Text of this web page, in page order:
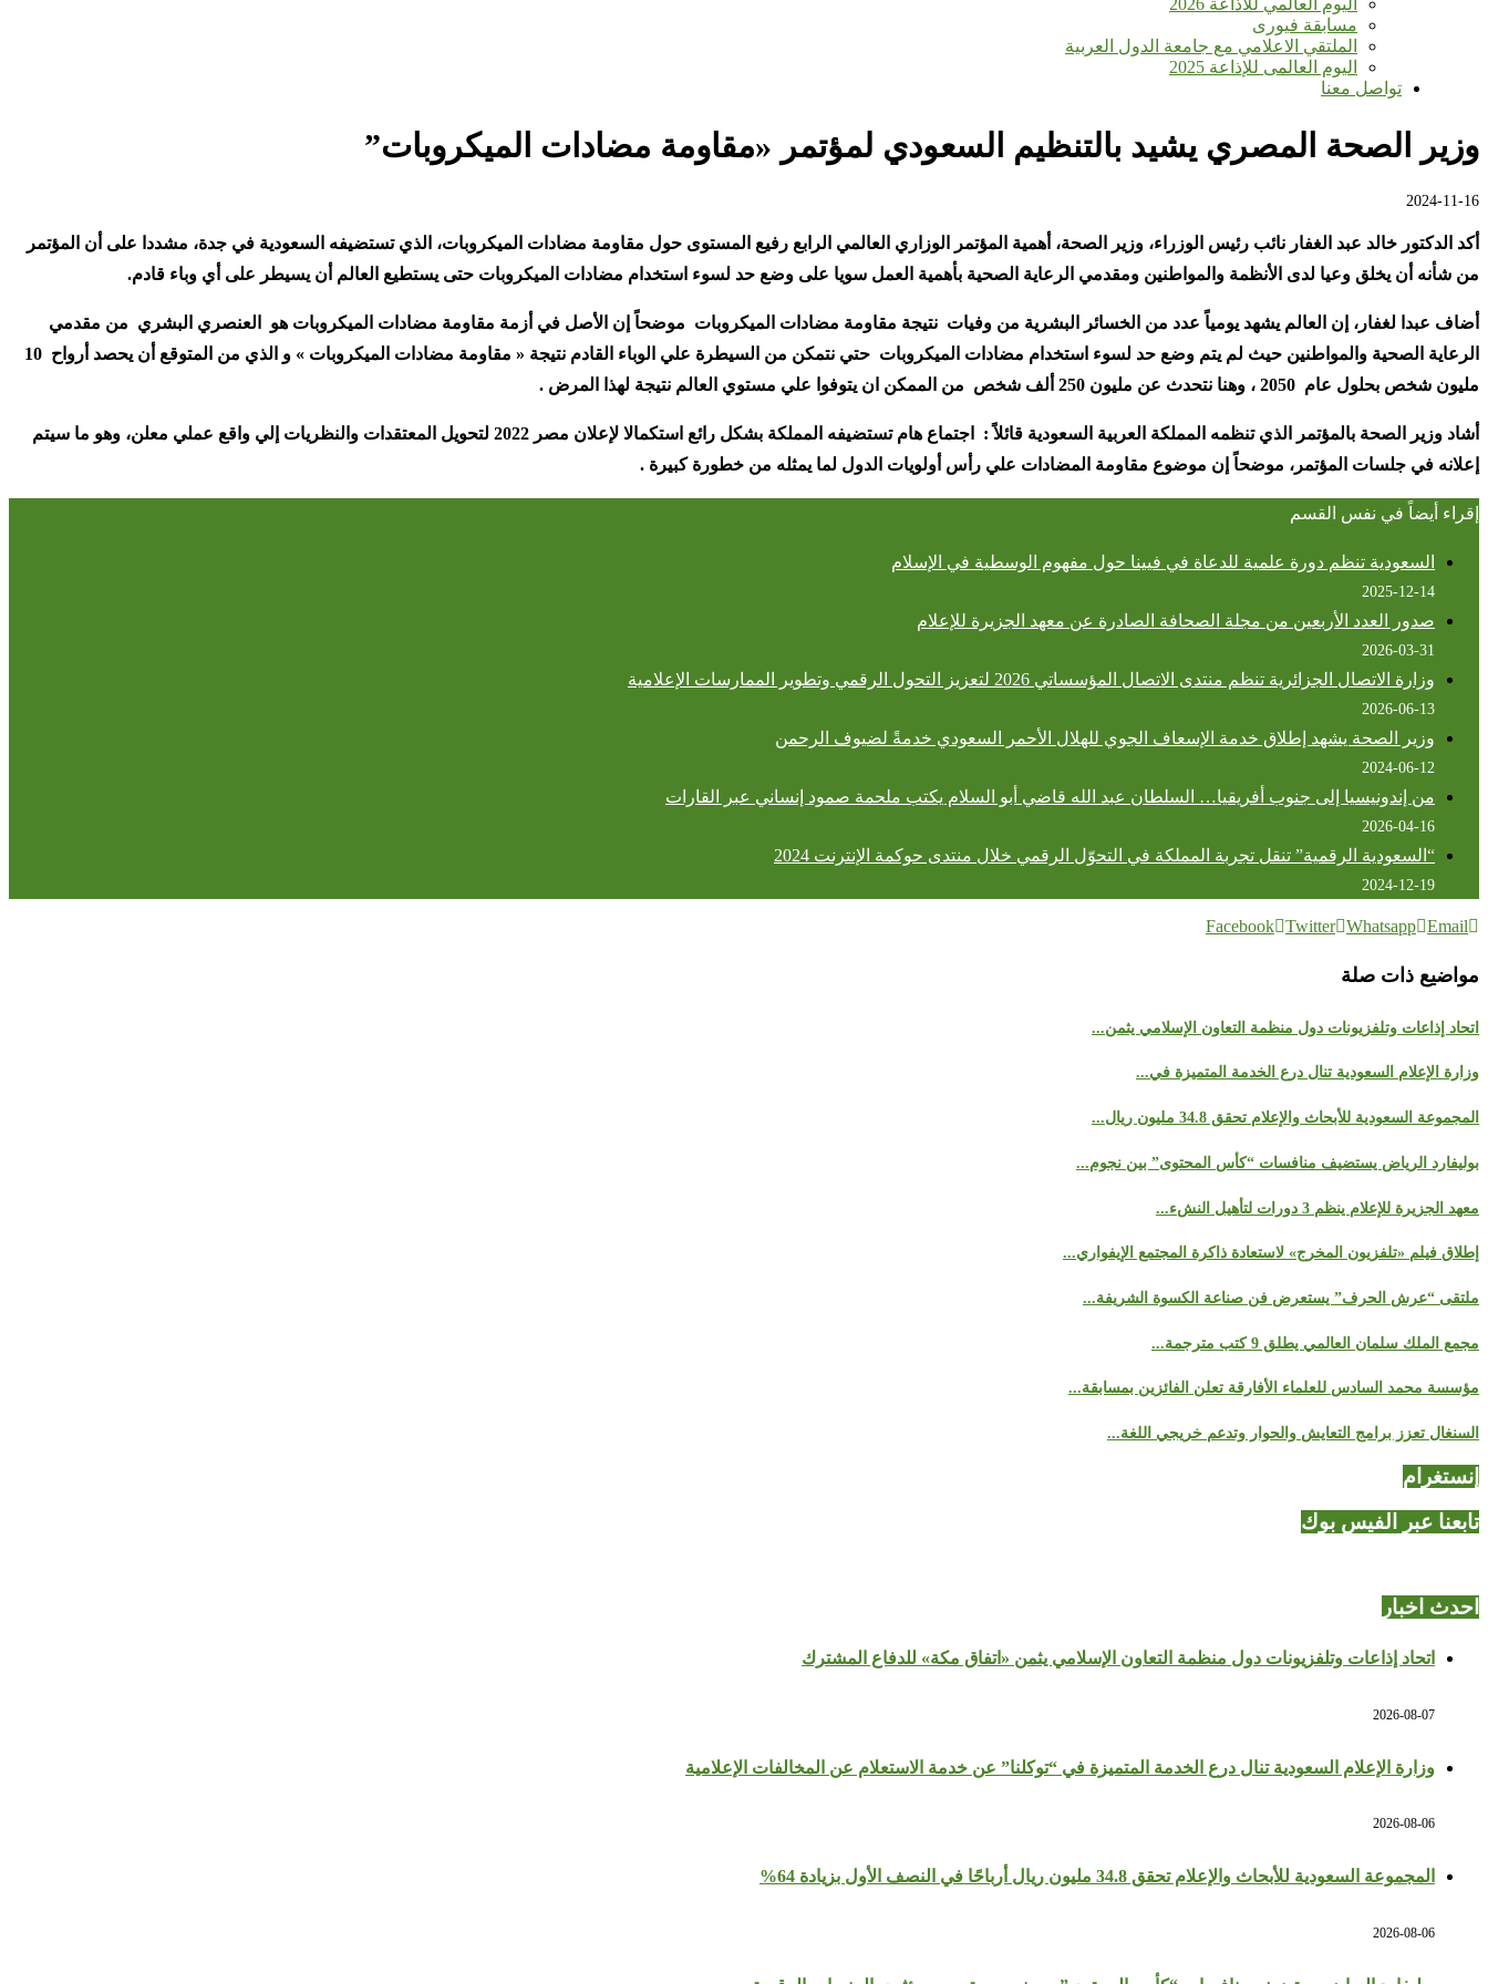
اليوم العالمي للأذاعة 2026
مسابقة فيورى
الملتقي الاعلامي مع جامعة الدول العربية
اليوم العالمى للإذاعة 2025
تواصل معنا
وزير الصحة المصري يشيد بالتنظيم السعودي لمؤتمر «مقاومة مضادات الميكروبات”
2024-11-16
أكد الدكتور خالد عبد الغفار نائب رئيس الوزراء، وزير الصحة، أهمية المؤتمر الوزاري العالمي الرابع رفيع المستوى حول مقاومة مضادات الميكروبات، الذي تستضيفه السعودية في جدة، مشددا على أن المؤتمر
من شأنه أن يخلق وعيا لدى الأنظمة والمواطنين ومقدمي الرعاية الصحية بأهمية العمل سويا على وضع حد لسوء استخدام مضادات الميكروبات حتى يستطيع العالم أن يسيطر على أي وباء قادم.
أضاف عبدا لغفار، إن العالم يشهد يومياً عدد من الخسائر البشرية من وفيات نتيجة مقاومة مضادات الميكروبات موضحاً إن الأصل في أزمة مقاومة مضادات الميكروبات هو العنصري البشري من مقدمي
الرعاية الصحية والمواطنين حيث لم يتم وضع حد لسوء استخدام مضادات الميكروبات حتي نتمكن من السيطرة علي الوباء القادم نتيجة « مقاومة مضادات الميكروبات » و الذي من المتوقع أن يحصد أرواح 10
مليون شخص بحلول عام 2050 ، وهنا نتحدث عن مليون 250 ألف شخص من الممكن ان يتوفوا علي مستوي العالم نتيجة لهذا المرض
.
أشاد وزير الصحة بالمؤتمر الذي تنظمه المملكة العربية السعودية قائلاً : اجتماع هام تستضيفه المملكة بشكل رائع استكمالا لإعلان مصر 2022 لتحويل المعتقدات والنظريات إلي واقع عملي معلن، وهو ما سيتم
إعلانه في جلسات المؤتمر، موضحاً إن موضوع مقاومة المضادات علي رأس أولويات الدول لما يمثله من خطورة كبيرة .
إقراء أيضاً في نفس القسم
السعودية تنظم دورة علمية للدعاة في فيينا حول مفهوم الوسطية في الإسلام
2025-12-14
صدور العدد الأربعين من مجلة الصحافة الصادرة عن معهد الجزيرة للإعلام
2026-03-31
وزارة الاتصال الجزائرية تنظم منتدى الاتصال المؤسساتي 2026 لتعزيز التحول الرقمي وتطوير الممارسات الإعلامية
2026-06-13
وزير الصحة يشهد إطلاق خدمة الإسعاف الجوي للهلال الأحمر السعودي خدمةً لضيوف الرحمن
2024-06-12
من إندونيسيا إلى جنوب أفريقيا… السلطان عبد الله قاضي أبو السلام يكتب ملحمة صمود إنساني عبر القارات
2026-04-16
“السعودية الرقمية” تنقل تجربة المملكة في التحوّل الرقمي خلال منتدى حوكمة الإنترنت 2024
2024-12-19
Facebook Twitter Whatsapp Email
مواضيع ذات صلة
اتحاد إذاعات وتلفزيونات دول منظمة التعاون الإسلامي يثمن...
وزارة الإعلام السعودية تنال درع الخدمة المتميزة في...
المجموعة السعودية للأبحاث والإعلام تحقق 34.8 مليون ريال...
بوليفارد الرياض يستضيف منافسات “كأس المحتوى” بين نجوم...
معهد الجزيرة للإعلام ينظم 3 دورات لتأهيل النشء...
إطلاق فيلم «تلفزيون المخرج» لاستعادة ذاكرة المجتمع الإيفواري...
ملتقى “عرش الحرف” يستعرض فن صناعة الكسوة الشريفة...
مجمع الملك سلمان العالمي يطلق 9 كتب مترجمة...
مؤسسة محمد السادس للعلماء الأفارقة تعلن الفائزين بمسابقة...
السنغال تعزز برامج التعايش والحوار وتدعم خريجي اللغة...
إنستغرام
تابعنا عبر الفيس بوك
احدث اخبار
اتحاد إذاعات وتلفزيونات دول منظمة التعاون الإسلامي يثمن «اتفاق مكة» للدفاع المشترك
2026-08-07
وزارة الإعلام السعودية تنال درع الخدمة المتميزة في “توكلنا” عن خدمة الاستعلام عن المخالفات الإعلامية
2026-08-06
المجموعة السعودية للأبحاث والإعلام تحقق 34.8 مليون ريال أرباحًا في النصف الأول بزيادة 64%
2026-08-06